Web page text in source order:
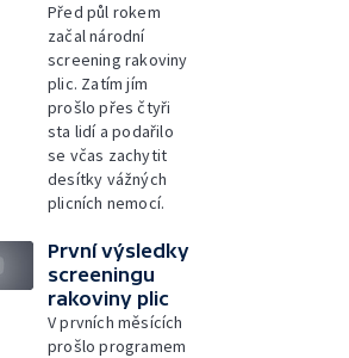
Před půl rokem
začal národní
screening rakoviny
plic. Zatím jím
prošlo přes čtyři
sta lidí a podařilo
se včas zachytit
desítky vážných
plicních nemocí.
První výsledky
screeningu
rakoviny plic
V prvních měsících
prošlo programem